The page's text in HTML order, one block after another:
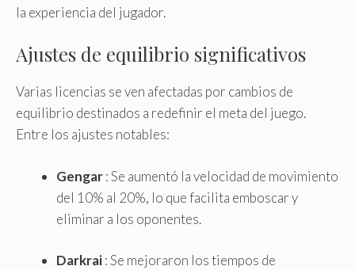
la experiencia del jugador.
Ajustes de equilibrio significativos
Varias licencias se ven afectadas por cambios de
equilibrio destinados a redefinir el meta del juego.
Entre los ajustes notables:
Gengar: Se aumentó la velocidad de movimiento
del 10% al 20%, lo que facilita emboscar y
eliminar a los oponentes.
Darkrai: Se mejoraron los tiempos de